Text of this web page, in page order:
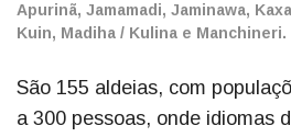
Apurinã, Jamamadi, Jaminawa,
Kuin, Madiha / Kulina e Manchineri.
São 155 aldeias, com
a 300 pessoas, onde idiomas